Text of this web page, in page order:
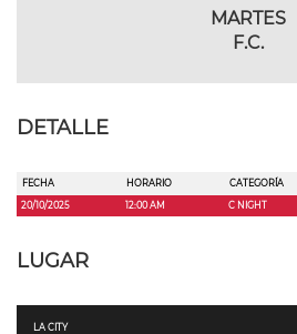
MARTES
F.C.
DETALLE
FECHA HORARIO CATEGORÍA
20/10/2025
12:00 AM C NIGHT
LUGAR
LA CITY